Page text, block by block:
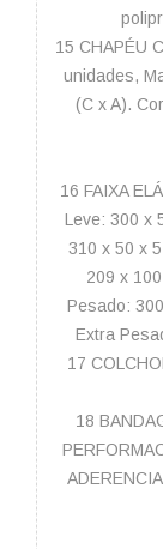
15 CHAPÉU
unidades,
(C x A).
16 FAIXA
Leve: 300 x
310 x 50 x
209 x
Pesado:
Extra
17
18